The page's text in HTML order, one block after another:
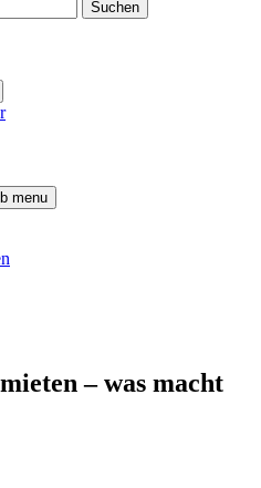
menu
– was macht